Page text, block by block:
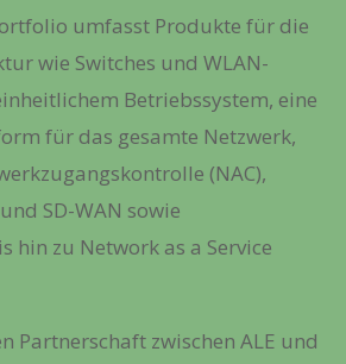
umfasst Produkte für die
wie Switches und WLAN-
Betriebssystem, eine
für das gesamte Netzwerk,
(NAC),
SD-WAN sowie
hin zu Network as a Service
Partnerschaft zwischen ALE und